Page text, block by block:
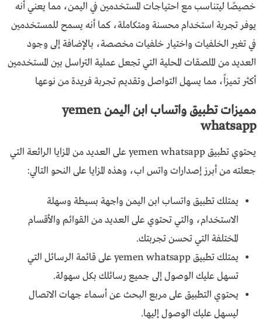
خصيصًا ليتناسب مع احتياجات المستخدمين في اليمن، مما يعني أنه
يوفر تجربة استخدام محسنة ومتكاملة، كما أنه يسمح للمستخدمين
في تغير الخلفيات واختيار خلفيات مخصصة، بالإضافة إلى وجود
العديد من الملصقات المحلية التي تجعل عملية التراسل بين المستخدمين
أكثر تميزاً، مما يسهل التواصل وتقديم تجربة فريدة من نوعها
مميزات تطبيق واتساب ابن اليمن yemen
whatsapp
يحتوي تطبيق yemen whatsapp على العديد من المزايا الرائعة التي
جعلته من أبرز إصدارات واتس اب، وهذه المزايا على النحو التالي:
يمتلك تطبيق واتساب ابن اليمن واجهة بسيطة وسهلة
الاستخدام، والتي تحتوي على العديد من القوائم والأقسام
المختلفة التي تحسن تجربتك.
يمتلك تطبيق yemen whatsapp على قائمة الرسائل التي
تسهل عليك الوصول إلى جميع رسائلك بكل سهولة.
يحتوي التطبيق على مربع البحث عن أسماء جهات الاتصال
ليسهل عليك الوصول إليها.